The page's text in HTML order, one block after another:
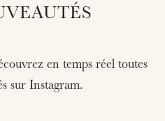
en temps réel toutes
sur Instagram.